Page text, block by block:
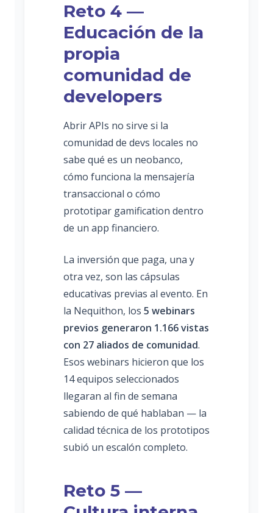
Reto 4 —
Educación de la
propia
comunidad de
developers
Abrir APIs no sirve si la
comunidad de devs locales no
sabe qué es un neobanco,
cómo funciona la mensajería
transaccional o cómo
prototipar gamification dentro
de un app financiero.
La inversión que paga, una y
otra vez, son las cápsulas
educativas previas al evento. En
la Nequithon, los 5 webinars
previos generaron 1.166 vistas
con 27 aliados de comunidad.
Esos webinars hicieron que los
14 equipos seleccionados
llegaran al fin de semana
sabiendo de qué hablaban — la
calidad técnica de los prototipos
subió un escalón completo.
Reto 5 —